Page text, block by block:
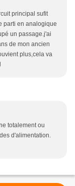
principal sufit
parti en analogique
un passage.j'ai
de mon ancien
plus,cela va
totalement ou
d'alimentation.